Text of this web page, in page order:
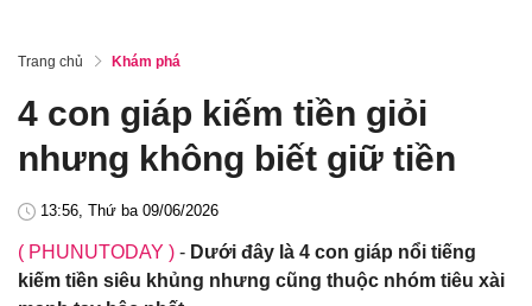
Trang chủ Khám phá
4 con giáp kiếm tiền giỏi
nhưng không biết giữ tiền
13:56, Thứ ba 09/06/2026
( PHUNUTODAY ) - Dưới đây là 4 con giáp nổi tiếng
kiếm tiền siêu khủng nhưng cũng thuộc nhóm tiêu xài